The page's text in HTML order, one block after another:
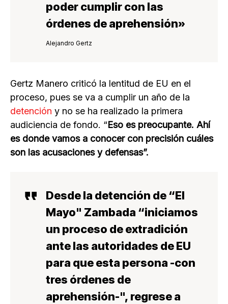
poder cumplir con las
órdenes de aprehensión»
Alejandro Gertz
Gertz Manero criticó la lentitud de EU en el
proceso, pues se va a cumplir un año de la
detención y no se ha realizado la primera
audiciencia de fondo. “Eso es preocupante. Ahí
es donde vamos a conocer con precisión cuáles
son las acusaciones y defensas”.
Desde la detención de “El
Mayo" Zambada “iniciamos
un proceso de extradición
ante las autoridades de EU
para que esta persona -con
tres órdenes de
aprehensión-", regrese a